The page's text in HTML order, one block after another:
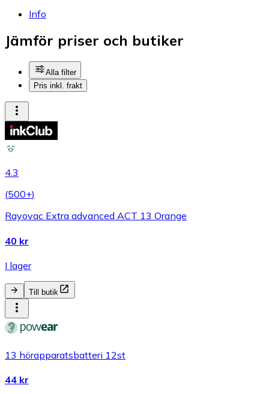
Info
Jämför priser och butiker
Alla filter
Pris inkl. frakt
4.3
(500+)
Rayovac Extra advanced ACT 13 Orange
40 kr
I lager
Till butik
13 hörapparatsbatteri 12st
44 kr